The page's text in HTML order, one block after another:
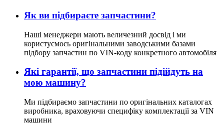
Як ви підбираєте запчастини?
Наші менеджери мають величезний досвід і ми
користуємось оригінальними заводськими базами
підбору запчастин по VIN-коду конкретного автомобіля
Які гарантії, що запчастини підійдуть на
мою машину?
Ми підбираємо запчастини по оригінальних каталогах
виробника, враховуючи специфіку комплектації за VIN
машини